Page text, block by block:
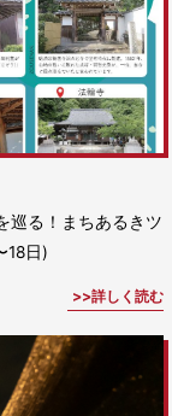
巡る！まちあるきツ
18日)
詳しく読む